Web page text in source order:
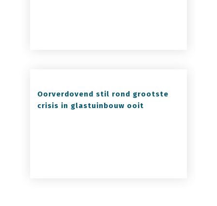
Oorverdovend stil rond grootste
crisis in glastuinbouw ooit